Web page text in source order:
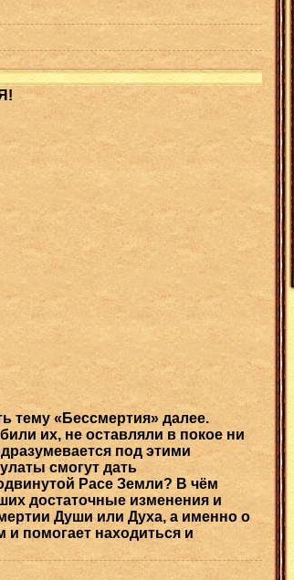
тему «Бессмертия» далее.
их, не оставляли в покое ни
под этими
смогут дать
Расе Земли? В чём
достаточные изменения и
Души или Духа, а именно о
и помогает находиться и